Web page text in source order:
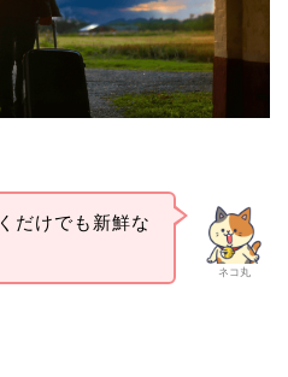
ネコ丸
だけでも新鮮な